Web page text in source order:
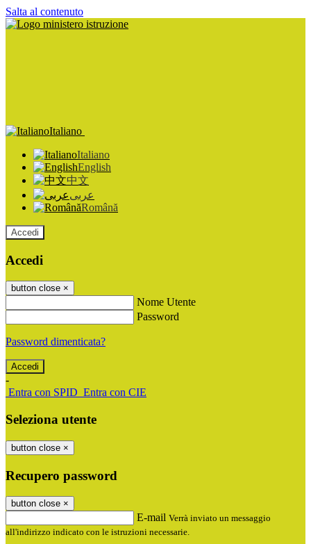
Salta al contenuto
Italiano
Italiano
English
中文
عربى
Română
Accedi
Accedi
button close ×
Nome Utente
Password
Password dimenticata?
-
Entra con SPID Entra con CIE
Seleziona utente
button close ×
Recupero password
button close ×
E-mail Verrà inviato un messaggio
all'indirizzo indicato con le istruzioni necessarie.